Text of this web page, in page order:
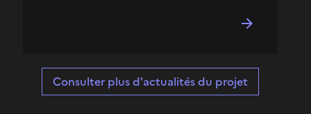
Consulter plus d'actualités du projet